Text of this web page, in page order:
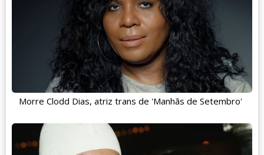
Morre Clodd Dias, atriz trans de 'Manhãs de Setembro'